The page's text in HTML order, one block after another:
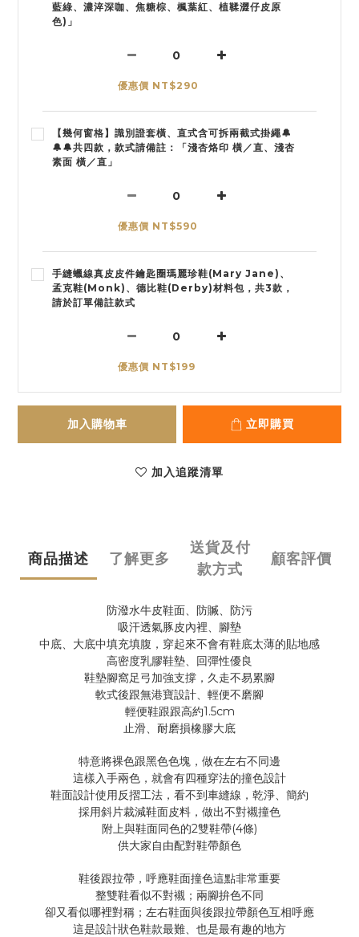
藍綠、濃淬深咖、焦糖棕、楓葉紅、植鞣澀仔皮原
色)」
優惠價 NT$290
【幾何窗格】識別證套橫、直式含可拆兩截式掛繩🔔
🔔🔔共四款，款式請備註：「淺杏烙印 橫／直、淺杏
素面 橫／直」
優惠價 NT$590
手縫蠟線真皮皮件鑰匙圈瑪麗珍鞋(Mary Jane)、
孟克鞋(Monk)、德比鞋(Derby)材料包，共3款，
請於訂單備註款式
優惠價 NT$199
加入購物車 立即購買
加入追蹤清單
商品描述 了解更多
送貨及付
款方式
顧客評價
防潑水牛皮鞋面、防贓、防污
吸汗透氣豚皮內裡、腳墊
中底、大底中填充填腹，穿起來不會有鞋底太薄的貼地感
高密度乳膠鞋墊、回彈性優良
鞋墊腳窩足弓加強支撐，久走不易累腳
軟式後跟無港寶設計、輕便不磨腳
輕便鞋跟跟高約1.5cm
止滑、耐磨損橡膠大底
特意將裸色跟黑色色塊，做在左右不同邊
這樣入手兩色，就會有四種穿法的撞色設計
鞋面設計使用反摺工法，看不到車縫線，乾淨、簡約
採用斜片裁減鞋面皮料，做出不對襯撞色
附上與鞋面同色的2雙鞋帶(4條)
供大家自由配對鞋帶顏色
鞋後跟拉帶，呼應鞋面撞色這點非常重要
整雙鞋看似不對襯；兩腳拚色不同
卻又看似哪裡對稱；左右鞋面與後跟拉帶顏色互相呼應
這是設計狀色鞋款最難、也是最有趣的地方